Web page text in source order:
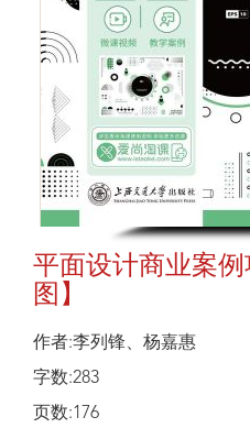
平面设计商业案
图】
作者:李列锋、杨嘉惠
字数:283
页数:176